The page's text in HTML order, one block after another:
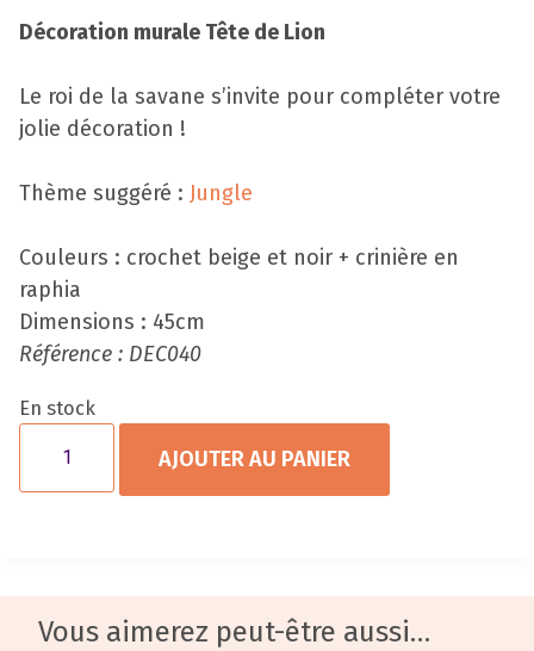
Décoration murale Tête de Lion
Le roi de la savane s’invite pour compléter votre
jolie décoration !
Thème suggéré : Jungle
Couleurs : crochet beige et noir + crinière en
raphia
Dimensions : 45cm
Référence : DEC040
En stock
AJOUTER AU PANIER
Vous aimerez peut-être aussi…